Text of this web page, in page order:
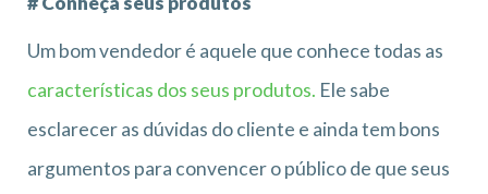
Um bom vendedor é aquele que conhece todas as
características dos seus produtos. Ele sabe
esclarecer as dúvidas do cliente e ainda tem bons
argumentos para convencer o público de que seus